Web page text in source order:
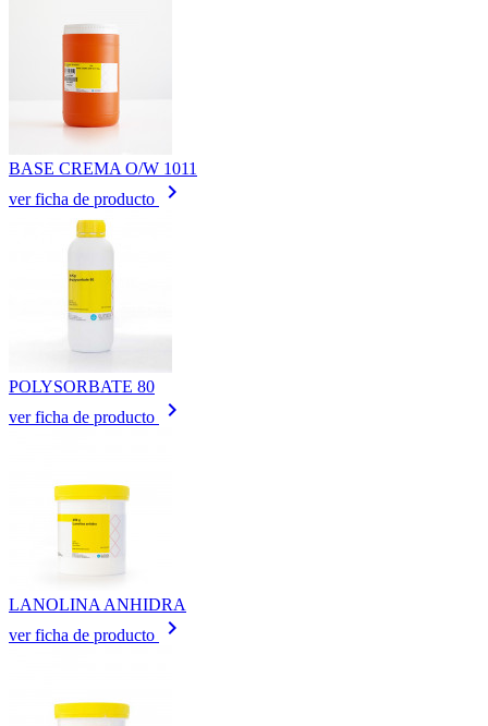
BASE CREMA O/W 1011
ver ficha de producto
keyboard_arrow_right
POLYSORBATE 80
ver ficha de producto
keyboard_arrow_right
LANOLINA ANHIDRA
ver ficha de producto
keyboard_arrow_right